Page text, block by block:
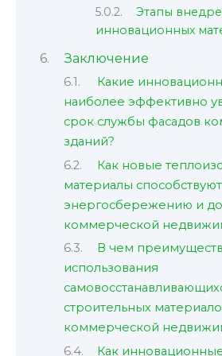
Этапы
инновационных
Заключение
Какие
наиболее эффективно
срок службы фасадов
зданий?
Как новые
материалы способствуют
энергосбережению и
коммерческой
В чем
использования
строительных
коммерческой
Как